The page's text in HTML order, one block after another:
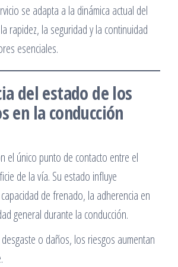
se adapta a la dinámica actual del
rapidez, la seguridad y la continuidad
esenciales.
del estado de los
en la conducción
el único punto de contacto entre el
de la vía. Su estado influye
de frenado, la adherencia en
general durante la conducción.
o daños, los riesgos aumentan